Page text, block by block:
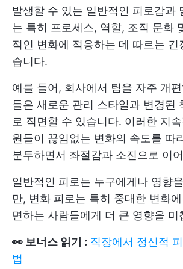
발생할 수 있는 일반적인 피로감과
는 특히 프로세스, 역할, 조직 문화
적인 변화에 적응하는 데 따르는 긴
습니다.
예를 들어, 회사에서 팀을 자주 개
들은 새로운 관리 스타일과 변경된
로 직면할 수 있습니다. 이러한 지
원들이 끊임없는 변화의 속도를 따
분투하면서 좌절감과 소진으로 이
일반적인 피로는 누구에게나 영향
만, 변화 피로는 특히 중대한 변화
면하는 사람들에게 더 큰 영향을 미
👀 보너스 읽기 : 직장에서 정신적
법